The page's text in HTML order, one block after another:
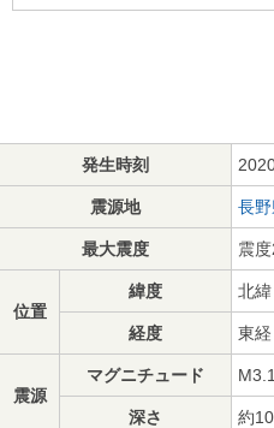
発生時刻
震源地 長
最大震度 震度
位置
緯度 北
経度 東
震源
マグニチュード M3.1
深さ 約